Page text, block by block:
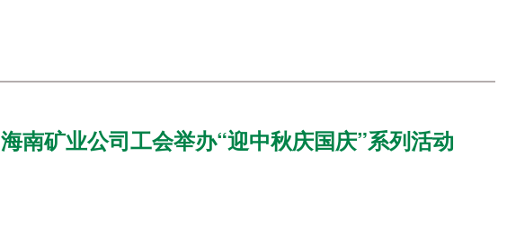
海南矿业公司工会举办“迎中秋庆国庆”系列活动